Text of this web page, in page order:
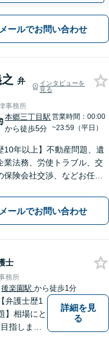
メールでお問い合わせ
弁
インタビューを
見る
事務所
本郷三丁目駅
から徒歩5分
営業時間：00:00
~23:59（平日）
10年以上】不動産問題、遺
業法務、労使トラブル、交
保険会社交渉、などお任せ
へ導きます。【税理士や不
など連携】【水道橋／本郷
ら5分】
メールでお問い合わせ
士
務所
後楽園駅 から徒歩1分
弁護士歴1
】相場にと
指しま
詳細を見
る